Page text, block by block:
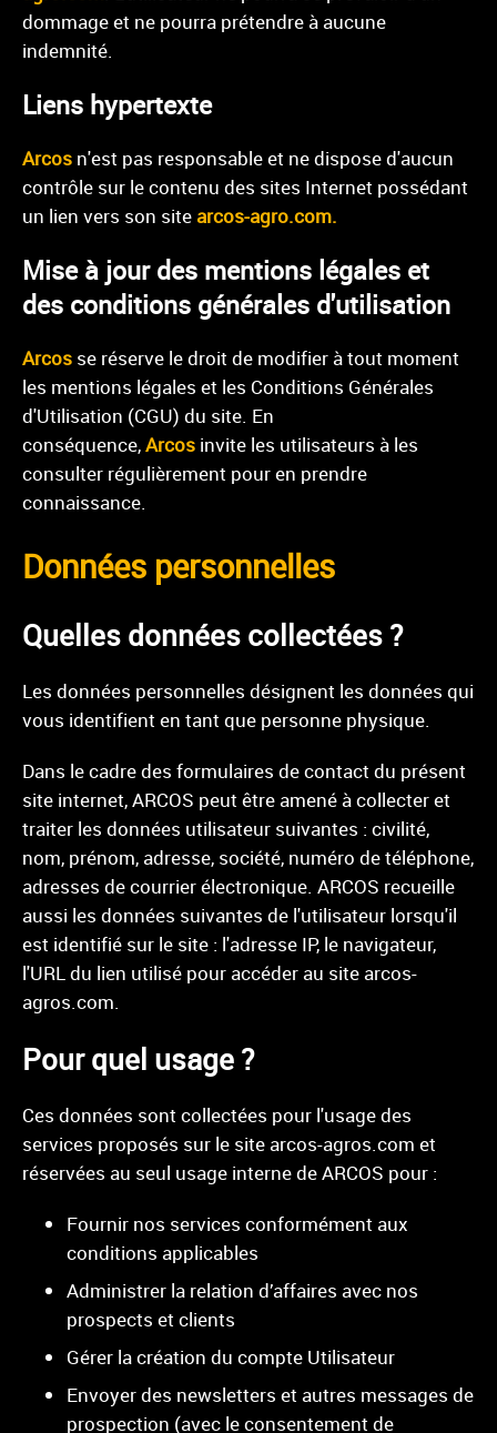
dommage et ne pourra prétendre à aucune
indemnité.
Liens hypertexte
Arcos n'est pas responsable et ne dispose d'aucun
contrôle sur le contenu des sites Internet possédant
un lien vers son site arcos-agro.com.
Mise à jour des mentions légales et
des conditions générales d'utilisation
Arcos se réserve le droit de modifier à tout moment
les mentions légales et les Conditions Générales
d'Utilisation (CGU) du site. En
conséquence,Arcos invite les utilisateurs à les
consulter régulièrement pour en prendre
connaissance.
Données personnelles
Quelles données collectées ?
Les données personnelles désignent les données qui
vous identifient en tant que personne physique.
Dans le cadre des formulaires de contact du présent
site internet, ARCOS peut être amené à collecter et
traiter les données utilisateur suivantes : civilité,
nom, prénom, adresse, société, numéro de téléphone,
adresses de courrier électronique. ARCOS recueille
aussi les données suivantes de l'utilisateur lorsqu'il
est identifié sur le site : l'adresse IP, le navigateur,
l'URL du lien utilisé pour accéder au site arcos-
agros.com.
Pour quel usage ?
Ces données sont collectées pour l'usage des
services proposés sur le site arcos-agros.com et
réservées au seul usage interne deARCOS pour :
Fournir nos services conformément aux
conditions applicables
Administrer la relation d’affaires avec nos
prospects et clients
Gérer la création du compte Utilisateur
Envoyer des newsletters et autres messages de
prospection (avec le consentement de